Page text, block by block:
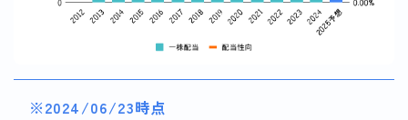
※2024/06/23時点